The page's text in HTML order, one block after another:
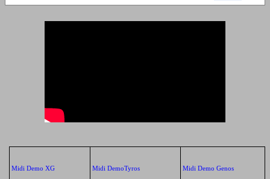
Midi Demo XG Midi DemoTyros Midi Demo Genos